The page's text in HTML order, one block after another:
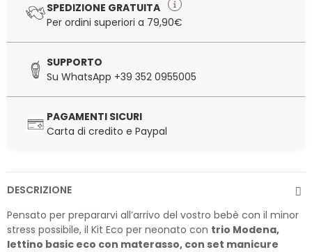
SPEDIZIONE GRATUITA
Per ordini superiori a 79,90€
SUPPORTO
Su WhatsApp +39 352 0955005
PAGAMENTI SICURI
Carta di credito e Paypal
DESCRIZIONE
Pensato per prepararvi all’arrivo del vostro bebè con il minor
stress possibile, il Kit Eco per neonato con trio Modena,
lettino basic eco con materasso, con set manicure